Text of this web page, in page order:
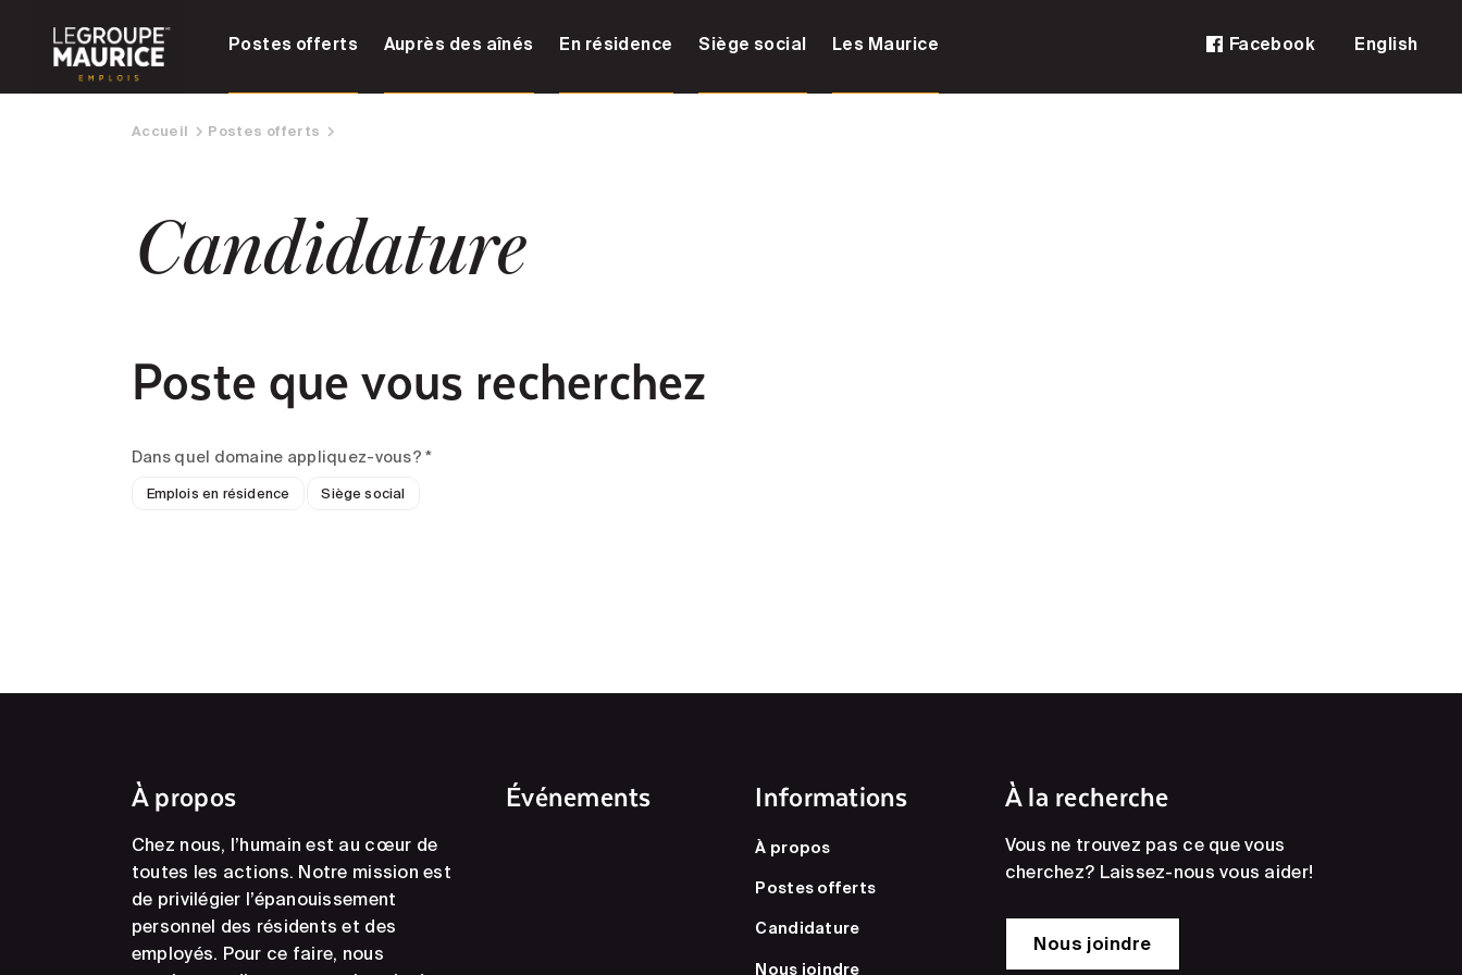
Postes offerts Auprès des aînés En résidence Siège social Les Maurice Facebook English
Accueil Postes offerts
Candidature
Poste que vous recherchez
Dans quel domaine appliquez-vous? *
Emplois en résidence Siège social
À propos
Chez nous, l’humain est au cœur de
toutes les actions. Notre mission est
de privilégier l’épanouissement
personnel des résidents et des
employés. Pour ce faire, nous
Événements Informations
À propos
Postes offerts
Candidature
Nous joindre
À la recherche
Vous ne trouvez pas ce que vous
cherchez? Laissez-nous vous aider!
Nous joindre